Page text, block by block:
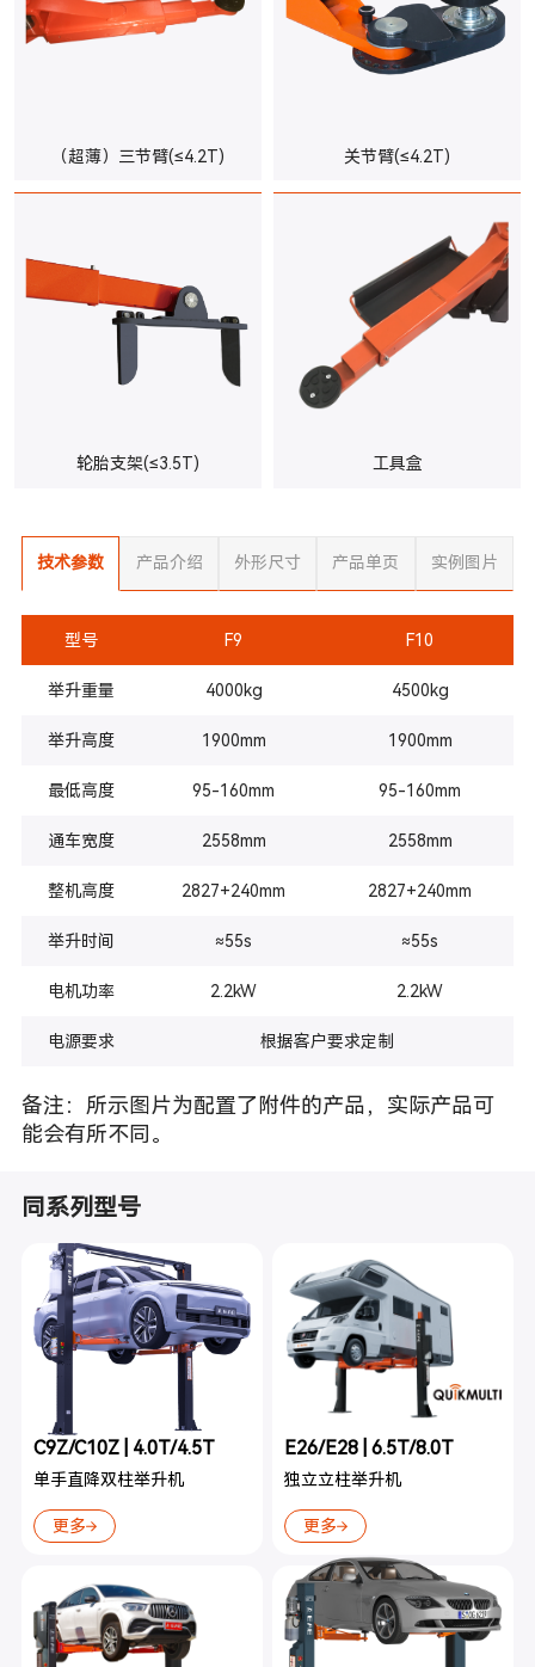
（超薄）三节臂(≤4.2T) 关节臂(≤4.2T)
轮胎支架(≤3.5T) 工具盒
技术参数 产品介绍 外形尺寸 产品单页 实例图片
型号 F9 F10
举升重量 4000kg 4500kg
举升高度 1900mm 1900mm
最低高度 95-160mm 95-160mm
通车宽度 2558mm 2558mm
整机高度 2827+240mm 2827+240mm
举升时间 ≈55s ≈55s
电机功率 2.2kW 2.2kW
电源要求 根据客户要求定制
备注：所示图片为配置了附件的产品，实际产品可
能会有所不同。
同系列型号
C9Z/C10Z | 4.0T/4.5T
单手直降双柱举升机
更多
E26/E28 | 6.5T/8.0T
独立立柱举升机
更多